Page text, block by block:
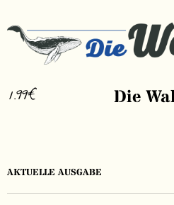
1.99€ Die
AKTUELLE AUSGABE